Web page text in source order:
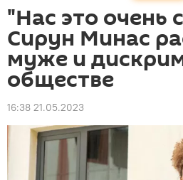
"Нас это очень
Сирун Минас
муже и
обществе
16:38 21.05.2023